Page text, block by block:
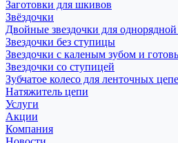
Заготовки для шкивов
Звёздочки
Двойные звездочки для
Звездочки без ступицы
Звездочки с каленым зубом и
Звездочки со ступицей
Зубчатое колесо для ленточных
Натяжитель цепи
Услуги
Акции
Компания